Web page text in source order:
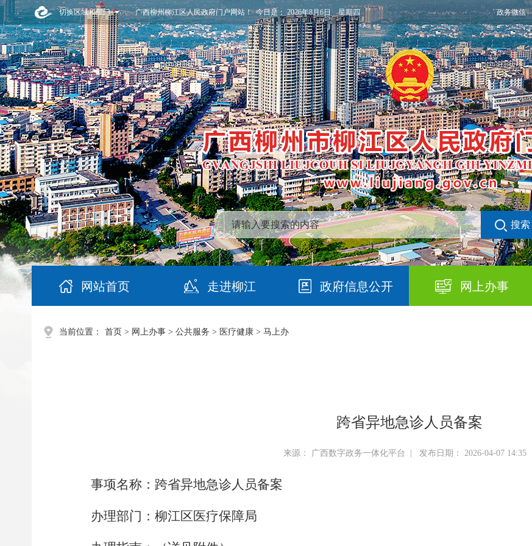
切换区域和部门 政务微信
广西柳州柳江区人民政府门户网站！ 今日是：2026年8月6日 星期四
搜索
网站首页 走进柳江 政府信息公开 网上办事
当前位置： 首页 > 网上办事 > 公共服务 > 医疗健康 > 马上办
跨省异地急诊人员备案
来源： 广西数字政务一体化平台 | 发布日期： 2026-04-07 14:35 |
事项名称： 跨省异地急诊人员备案
办理部门： 柳江区医疗保障局